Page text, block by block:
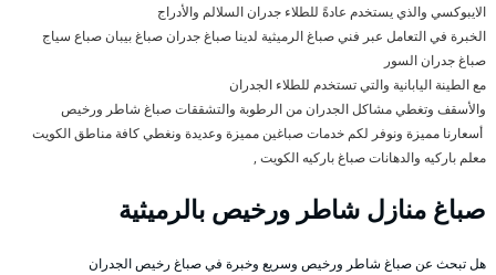
الايبوكسي والذي يستخدم عادةً للطلاء جدران السلالم والأدراج
الخبرة في التعامل عبر فني صباغ الرميثية لدينا صباغ جدران صباغ بيبان صباع سياج
صباغ جدران السور
مع الطينة اليابانية والتي تستخدم للطلاء الجدران
والأسقف وتغطي مشاكل الجدران من الرطوبة والتشققات صباغ شاطر ورخيص
أسعارنا مميزة ونوفر لكم خدمات صباغين مميزة وعديدة ونغطي كافة مناطق الكويت
معلم باركيه والدهانات صباغ باركيه الكويت ,
صباغ منازل شاطر ورخيص بالرميثية
هل تبحث عن صباغ شاطر ورخيص وسريع وخبرة في صباغ رخيص الجدران